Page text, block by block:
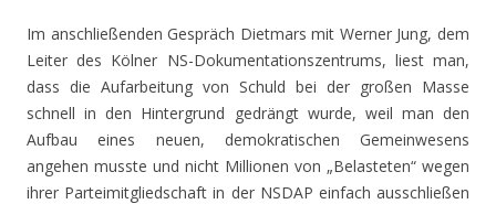
Im anschließenden Gespräch Dietmars mit Werner Jung, dem
Leiter des Kölner NS-Dokumentationszentrums, liest man,
dass die Aufarbeitung von Schuld bei der großen Masse
schnell in den Hintergrund gedrängt wurde, weil man den
Aufbau eines neuen, demokratischen Gemeinwesens
angehen musste und nicht Millionen von „Belasteten“ wegen
ihrer Parteimitgliedschaft in der NSDAP einfach ausschließen